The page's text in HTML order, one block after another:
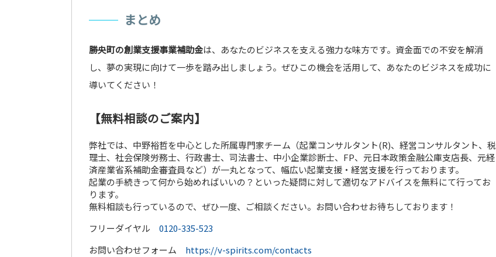
まとめ
勝央町の創業支援事業補助金は、あなたのビジネスを支える強力な味方です。資金面での不安を解消
し、夢の実現に向けて一歩を踏み出しましょう。ぜひこの機会を活用して、あなたのビジネスを成功に
導いてください！
【無料相談のご案内】
弊社では、中野裕哲を中心とした所属専門家チーム（起業コンサルタント(R)、経営コンサルタント、税
理士、社会保険労務士、行政書士、司法書士、中小企業診断士、FP、元日本政策金融公庫支店長、元経
済産業省系補助金審査員など）が一丸となって、幅広い起業支援・経営支援を行っております。
起業の手続きって何から始めればいいの？といった疑問に対して適切なアドバイスを無料にて行ってお
ります。
無料相談も行っているので、ぜひ一度、ご相談ください。お問い合わせお待ちしております！
フリーダイヤル 0120-335-523
お問い合わせフォーム https://v-spirits.com/contacts